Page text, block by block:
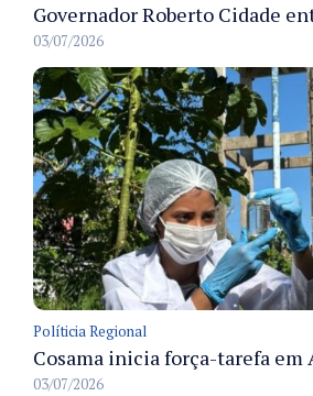
03/07/2026
Políticia Regional
03/07/2026